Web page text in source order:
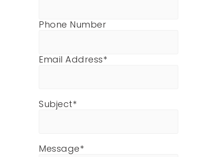
Phone Number
Email Address*
Subject*
Message*